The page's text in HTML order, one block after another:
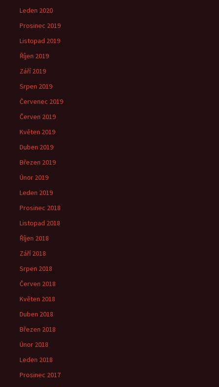
Leden 2020
Prosinec 2019
Listopad 2019
Říjen 2019
Září 2019
Srpen 2019
Červenec 2019
Červen 2019
Květen 2019
Duben 2019
Březen 2019
Únor 2019
Leden 2019
Prosinec 2018
Listopad 2018
Říjen 2018
Září 2018
Srpen 2018
Červen 2018
Květen 2018
Duben 2018
Březen 2018
Únor 2018
Leden 2018
Prosinec 2017